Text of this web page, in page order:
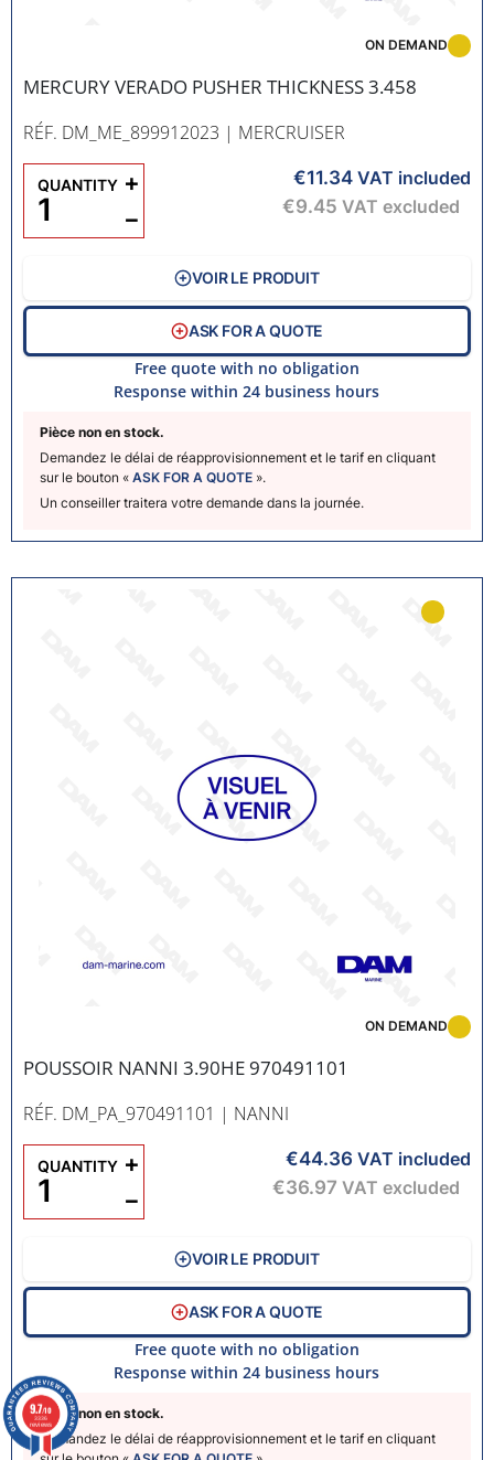
MERCURY VERADO PUSHER THICKNESS 3.458
RÉF. DM_ME_899912023 | MERCRUISER
Pièce non en stock.
Demandez le délai de réapprovisionnement et le tarif en cliquant
sur le bouton « ASK FOR A QUOTE ».
Un conseiller traitera votre demande dans la journée.
ON DEMAND
€11.34 VAT included
€9.45 VAT excluded
QUANTITY
−
+
VOIR LE PRODUIT
ASK FOR A QUOTE
Free quote with no obligation
Response within 24 business hours
POUSSOIR NANNI 3.90HE 970491101
RÉF. DM_PA_970491101 | NANNI
Pièce non en stock.
Demandez le délai de réapprovisionnement et le tarif en cliquant
ON DEMAND
€44.36 VAT included
€36.97 VAT excluded
QUANTITY
−
+
VOIR LE PRODUIT
ASK FOR A QUOTE
Free quote with no obligation
Response within 24 business hours
9.7/10
3336
reviews